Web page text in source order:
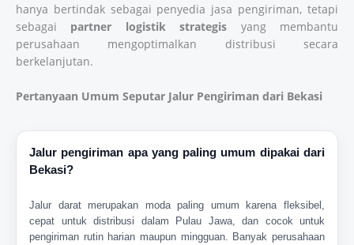
hanya bertindak sebagai penyedia jasa pengiriman, tetapi
sebagai partner logistik strategis yang membantu
perusahaan mengoptimalkan distribusi secara
berkelanjutan.
Pertanyaan Umum Seputar Jalur Pengiriman dari Bekasi
Jalur pengiriman apa yang paling umum dipakai dari
Bekasi?
Jalur darat merupakan moda paling umum karena fleksibel,
cepat untuk distribusi dalam Pulau Jawa, dan cocok untuk
pengiriman rutin harian maupun mingguan. Banyak perusahaan